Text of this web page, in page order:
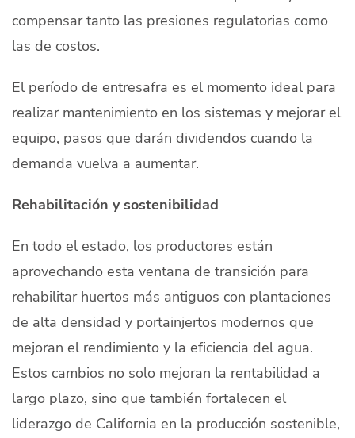
compensar tanto las presiones regulatorias como
las de costos.
El período de entresafra es el momento ideal para
realizar mantenimiento en los sistemas y mejorar el
equipo, pasos que darán dividendos cuando la
demanda vuelva a aumentar.
Rehabilitación y sostenibilidad
En todo el estado, los productores están
aprovechando esta ventana de transición para
rehabilitar huertos más antiguos con plantaciones
de alta densidad y portainjertos modernos que
mejoran el rendimiento y la eficiencia del agua.
Estos cambios no solo mejoran la rentabilidad a
largo plazo, sino que también fortalecen el
liderazgo de California en la producción sostenible,